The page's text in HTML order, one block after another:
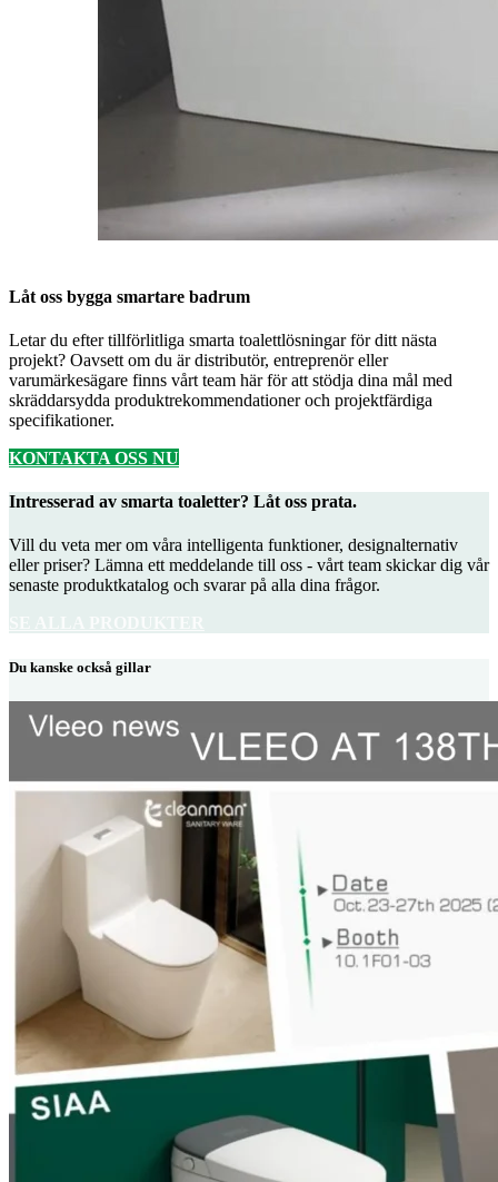
Låt oss bygga smartare badrum
Letar du efter tillförlitliga smarta toalettlösningar för ditt nästa
projekt? Oavsett om du är distributör, entreprenör eller
varumärkesägare finns vårt team här för att stödja dina mål med
skräddarsydda produktrekommendationer och projektfärdiga
specifikationer.
KONTAKTA OSS NU
Intresserad av smarta toaletter? Låt oss prata.
Vill du veta mer om våra intelligenta funktioner, designalternativ
eller priser? Lämna ett meddelande till oss - vårt team skickar dig vår
senaste produktkatalog och svarar på alla dina frågor.
Du kanske också gillar